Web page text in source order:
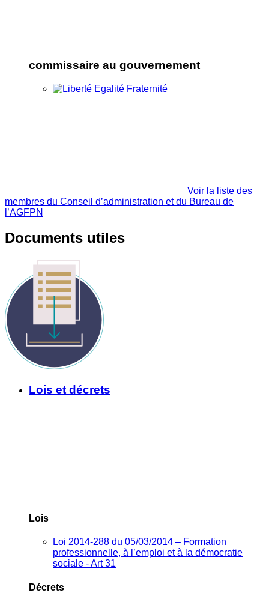
commissaire au gouvernement
Voir la liste des
membres du Conseil d’administration et du Bureau de
l’AGFPN
Documents utiles
Lois et décrets
Lois
Loi 2014-288 du 05/03/2014 – Formation
professionnelle, à l’emploi et à la démocratie
sociale - Art 31
Décrets